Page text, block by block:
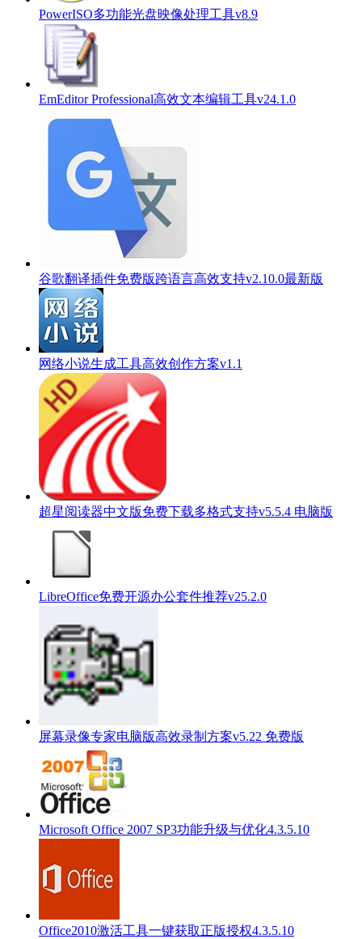
PowerISO多功能光盘映像处理工具v8.9
EmEditor Professional高效文本编辑工具v24.1.0
谷歌翻译插件免费版跨语言高效支持v2.10.0最新版
网络小说生成工具高效创作方案v1.1
超星阅读器中文版免费下载多格式支持v5.5.4 电脑版
LibreOffice免费开源办公套件推荐v25.2.0
屏幕录像专家电脑版高效录制方案v5.22 免费版
Microsoft Office 2007 SP3功能升级与优化4.3.5.10
Office2010激活工具一键获取正版授权4.3.5.10